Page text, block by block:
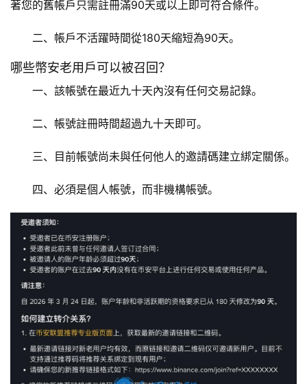
著您的舊帳戶只需註冊滿90天或以上即可符合條件。
二、帳戶不活躍時間從180天縮短為90天。
哪些幣安老用戶可以被召回？
一、該帳號在最近九十天內沒有任何交易記錄。
二、帳號註冊時間超過九十天即可。
三、目前帳號尚未與任何他人的邀請碼建立綁定關係。
四、必須是個人帳號，而非機構帳號。